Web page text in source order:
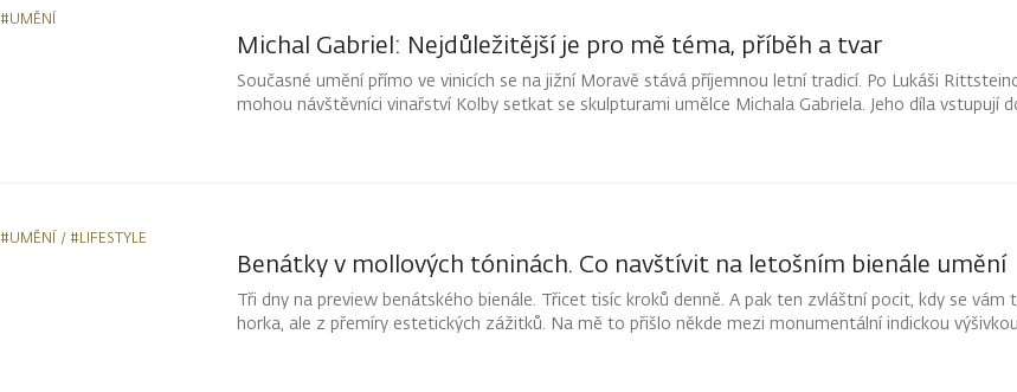
#UMĚNÍ
Michal Gabriel: Nejdůležitější je pro mě téma, příběh a tvar
Současné umění přímo ve vinicích se na jižní Moravě stává příjemnou letní tradicí. Po Lukáši
mohou návštěvníci vinařství Kolby setkat se skulpturami umělce Michala Gabriela. Jeho díla vstupují
#UMĚNÍ #LIFESTYLE
Benátky v mollových tóninách. Co navštívit na letošním bienále umění
Tři dny na preview benátského bienále. Třicet tisíc kroků denně. A pak ten zvláštní pocit, kdy se vám
horka, ale z přemíry estetických zážitků. Na mě to přišlo někde mezi monumentální indickou